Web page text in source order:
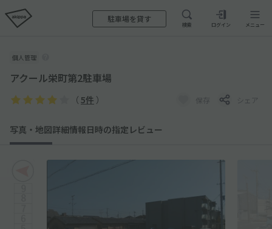
駐車場を貸す
検索 ログイン メニュー
個人管理
アクール栄町第2駐車場
（ 5件 ） 保存 シェア
写真・地図詳細情報日時の指定 レビュー